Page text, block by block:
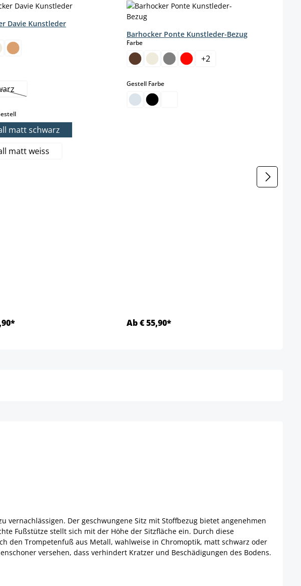
Davie Kunstleder
Option ist zurzeit nicht verfügbar.)
auswählen
matt schwarz
matt weiss
Barhocker Ponte Kunstleder-Bezug
Farbeauswählen
+2
Gestell Farbeauswählen
Ab € 55,90*
Der geschwungene Sitz mit Stoffbezug bietet angenehmen
Fußstütze stellt sich mit der Höhe der Sitzfläche ein. Durch diese
den Trompetenfuß aus Metall, wahlweise in Chromoptik, matt schwarz oder
versehen, dass verhindert Kratzer und Beschädigungen des Bodens.